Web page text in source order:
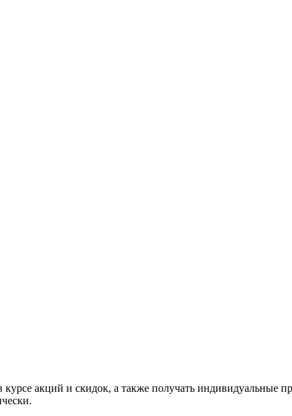
акций и скидок, а также получать индивидуальные